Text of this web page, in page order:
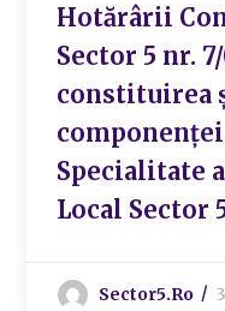
Hotărârii
Sector 5 nr.
constituirea
Specialitate
Local Sector
Sector5.ro